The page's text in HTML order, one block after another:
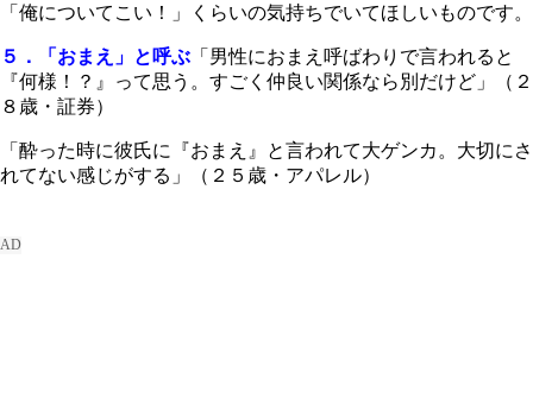
「俺についてこい！」くらいの気持ちでいてほしいものです。
５．「おまえ」と呼ぶ 「男性におまえ呼ばわりで言われると
『何様！？』って思う。すごく仲良い関係なら別だけど」（２
８歳・証券）
「酔った時に彼氏に『おまえ』と言われて大ゲンカ。大切にさ
れてない感じがする」（２５歳・アパレル）